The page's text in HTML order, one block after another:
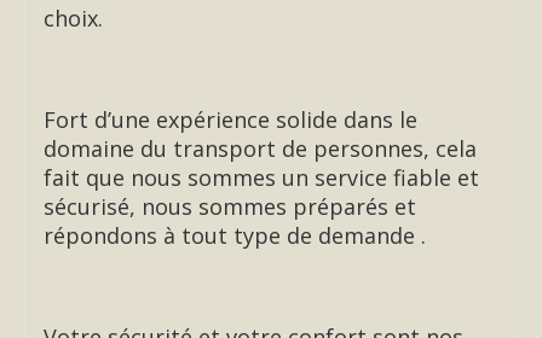
choix.
Fort d’une expérience solide dans le
domaine du transport de personnes, cela
fait que nous sommes un service fiable et
sécurisé, nous sommes préparés et
répondons à tout type de demande .